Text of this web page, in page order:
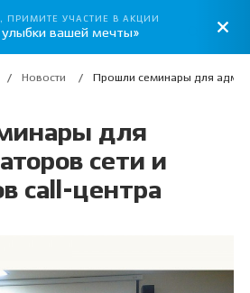
Новости Прошли семинары для
для
сети и
call-центра
ПРИМИТЕ УЧАСТИЕ В АКЦИИ
улыбки вашей мечты»